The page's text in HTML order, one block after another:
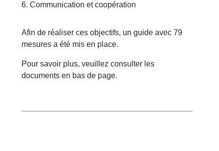
Communication et coopération
Afin de réaliser ces objectifs, un guide avec 79
mesures a été mis en place.
Pour savoir plus, veuillez consulter les
documents en bas de page.